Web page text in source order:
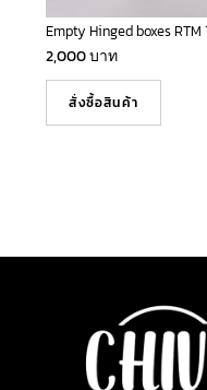
Empty Hinged boxes RTM
2,000บาท
สั่งซื้อสินค้า